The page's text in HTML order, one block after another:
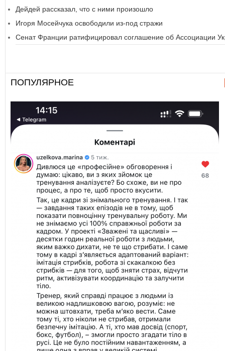
Дейдей рассказал, что с ними произошло
Игоря Мосейчука освободили из-под стражи
Сенат Франции ратифицировал соглашение об Ассоциации
ПОПУЛЯРНОЕ